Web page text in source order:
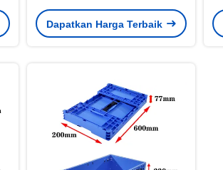
kotak bergerak lipat Ukuran
600x400mm
Dapatkan Harga Terbaik